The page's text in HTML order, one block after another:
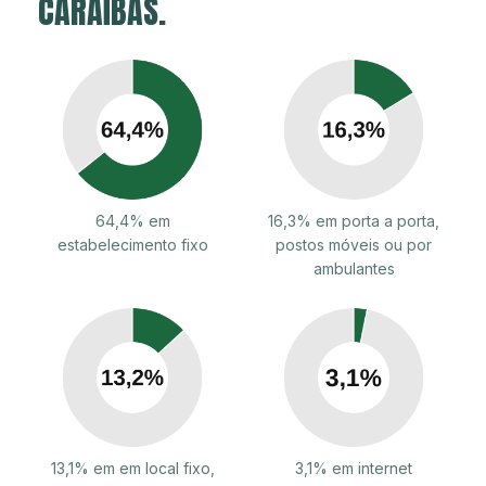
CARAÍBAS.
64,4% em
estabelecimento fixo
16,3% em porta a porta,
postos móveis ou por
ambulantes
13,1% em em local fixo,
3,1% em internet